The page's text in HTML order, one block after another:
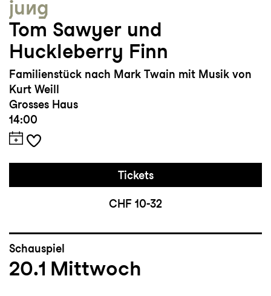
jung
Tom Sawyer und
Huckleberry Finn
Familienstück nach Mark Twain mit Musik von
Kurt Weill
Grosses Haus
14:00
Tickets
CHF 10-32
Schauspiel
20.1 Mittwoch